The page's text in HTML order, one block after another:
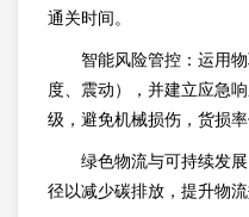
通关时间。
智能风险管控：运用
度、震动），并建立应急
级，避免机械损伤，货损率
绿色物流与可持续发
径以减少碳排放，提升物流